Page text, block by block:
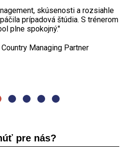
skúsenostiam trénera.“
Project manager
organizácia kurzu. Naozaj dobré
skúsenosti a rozsiahle
prípadová štúdia. S trénerom
plne spokojný."
Managing Partner
cvičenia, diskusia. Kurz
bol dostačujúci rozsahom aj
nemenila by som ho."
project manager
pre nás?